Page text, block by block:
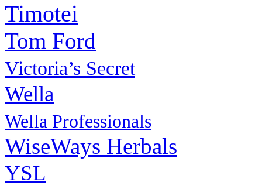
Timotei
Tom Ford
Victoria’s Secret
Wella
Wella Professionals
WiseWays Herbals
YSL